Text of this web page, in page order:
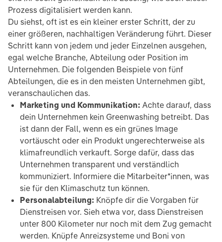
Prozess digitalisiert werden kann.
Du siehst, oft ist es ein kleiner erster Schritt, der zu
einer größeren, nachhaltigen Veränderung führt. Dieser
Schritt kann von jedem und jeder Einzelnen ausgehen,
egal welche Branche, Abteilung oder Position im
Unternehmen. Die folgenden Beispiele von fünf
Abteilungen, die es in den meisten Unternehmen gibt,
veranschaulichen das.
Marketing und Kommunikation: Achte darauf, dass
dein Unternehmen kein Greenwashing betreibt. Das
ist dann der Fall, wenn es ein grünes Image
vortäuscht oder ein Produkt ungerechterweise als
klimafreundlich verkauft. Sorge dafür, dass das
Unternehmen transparent und verständlich
kommuniziert. Informiere die Mitarbeiter*innen, was
sie für den Klimaschutz tun können.
Personalabteilung: Knöpfe dir die Vorgaben für
Dienstreisen vor. Sieh etwa vor, dass Dienstreisen
unter 800 Kilometer nur noch mit dem Zug gemacht
werden. Knüpfe Anreizsysteme und Boni von